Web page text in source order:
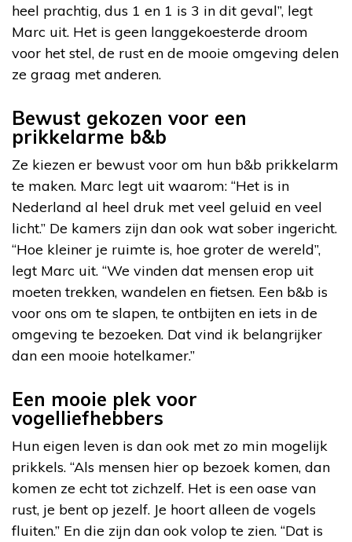
heel prachtig, dus 1 en 1 is 3 in dit geval”, legt
Marc uit. Het is geen langgekoesterde droom
voor het stel, de rust en de mooie omgeving delen
ze graag met anderen.
Bewust gekozen voor een
prikkelarme b&b
Ze kiezen er bewust voor om hun b&b prikkelarm
te maken. Marc legt uit waarom: “Het is in
Nederland al heel druk met veel geluid en veel
licht.” De kamers zijn dan ook wat sober ingericht.
“Hoe kleiner je ruimte is, hoe groter de wereld”,
legt Marc uit. “We vinden dat mensen erop uit
moeten trekken, wandelen en fietsen. Een b&b is
voor ons om te slapen, te ontbijten en iets in de
omgeving te bezoeken. Dat vind ik belangrijker
dan een mooie hotelkamer.”
Een mooie plek voor
vogelliefhebbers
Hun eigen leven is dan ook met zo min mogelijk
prikkels. “Als mensen hier op bezoek komen, dan
komen ze echt tot zichzelf. Het is een oase van
rust, je bent op jezelf. Je hoort alleen de vogels
fluiten.” En die zijn dan ook volop te zien. “Dat is